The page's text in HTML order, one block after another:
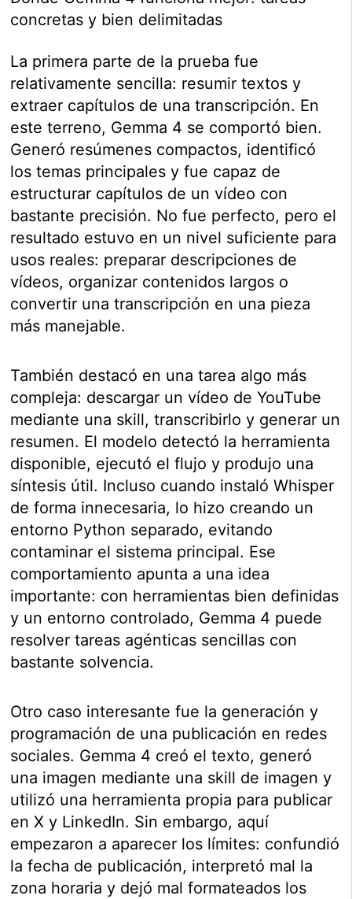
concretas y bien delimitadas
La primera parte de la prueba fue
relativamente sencilla: resumir textos y
extraer capítulos de una transcripción. En
este terreno, Gemma 4 se comportó bien.
Generó resúmenes compactos, identificó
los temas principales y fue capaz de
estructurar capítulos de un vídeo con
bastante precisión. No fue perfecto, pero el
resultado estuvo en un nivel suficiente para
usos reales: preparar descripciones de
vídeos, organizar contenidos largos o
convertir una transcripción en una pieza
más manejable.
También destacó en una tarea algo más
compleja: descargar un vídeo de YouTube
mediante una skill, transcribirlo y generar un
resumen. El modelo detectó la herramienta
disponible, ejecutó el flujo y produjo una
síntesis útil. Incluso cuando instaló Whisper
de forma innecesaria, lo hizo creando un
entorno Python separado, evitando
contaminar el sistema principal. Ese
comportamiento apunta a una idea
importante: con herramientas bien definidas
y un entorno controlado, Gemma 4 puede
resolver tareas agénticas sencillas con
bastante solvencia.
Otro caso interesante fue la generación y
programación de una publicación en redes
sociales. Gemma 4 creó el texto, generó
una imagen mediante una skill de imagen y
utilizó una herramienta propia para publicar
en X y LinkedIn. Sin embargo, aquí
empezaron a aparecer los límites: confundió
la fecha de publicación, interpretó mal la
zona horaria y dejó mal formateados los